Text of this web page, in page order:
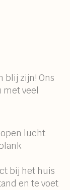
blij zijn! Ons
veel
lucht
bij het huis
en te voet